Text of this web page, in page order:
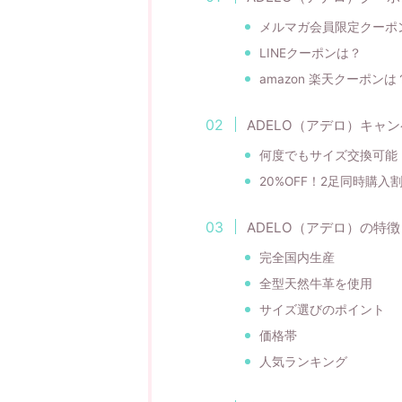
メルマガ会員限定クーポ
LINEクーポンは？
amazon 楽天クーポンは
ADELO（アデロ）キャ
何度でもサイズ交換可能
20%OFF！2足同時購入割
ADELO（アデロ）の特徴
完全国内生産
全型天然牛革を使用
サイズ選びのポイント
価格帯
人気ランキング